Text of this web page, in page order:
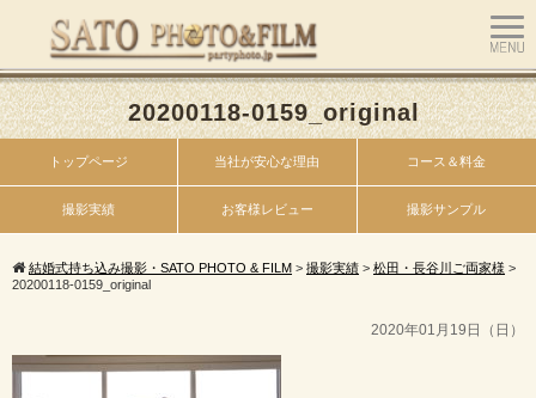
20200118-0159_original
トップページ 当社が安心な理由 コース＆料金
撮影実績 お客様レビュー 撮影サンプル
結婚式持ち込み撮影・SATO PHOTO & FILM > 撮影実績 > 松田・長谷川ご両家様 >
20200118-0159_original
2020年01月19日（日）